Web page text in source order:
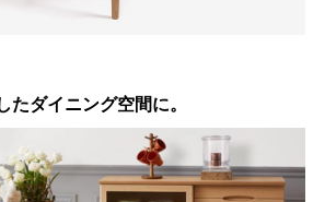
たダイニング空間に。